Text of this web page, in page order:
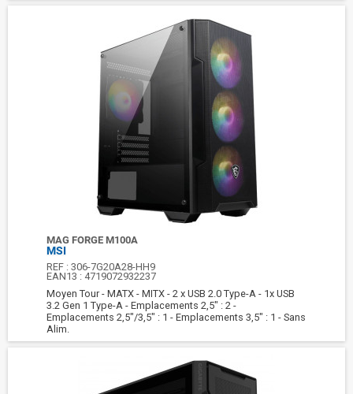
MAG FORGE M100A
MSI
REF :306-7G20A28-HH9
EAN13 : 4719072932237
Moyen Tour - MATX - MITX - 2 x USB 2.0 Type-A - 1x USB
3.2 Gen 1 Type-A - Emplacements 2,5" : 2 -
Emplacements 2,5"/3,5" : 1 - Emplacements 3,5" : 1 - Sans
Alim.